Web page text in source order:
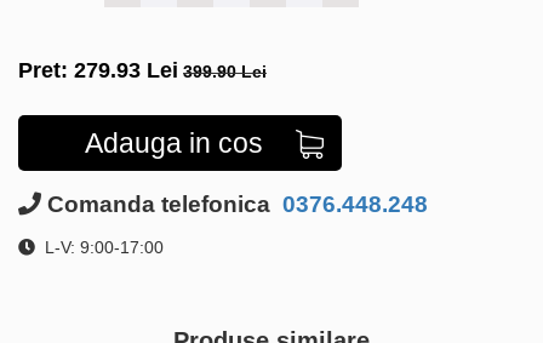
Pret: 279.93 Lei 399.90 Lei
Adauga in cos
Comanda telefonica 0376.448.248
L-V: 9:00-17:00